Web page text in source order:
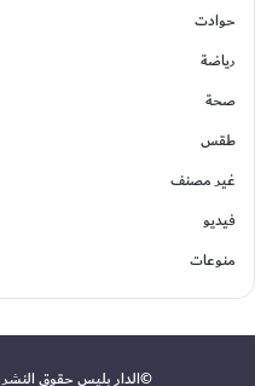
حوادت
رياضة
صحة
طقس
غير مصنف
فيديو
منوعات
©الدار بليس حقوق النشر 2026، جميع الحقوق محفوظة